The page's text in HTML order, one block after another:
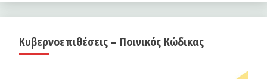
Κυβερνοεπιθέσεις – Ποινικός Κώδικας